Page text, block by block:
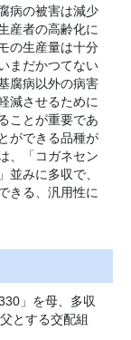
病の被害は減少
産者の高齢化に
の生産量は十分
まだかつてない
腐病以外の病害
減させるために
ことが重要であ
ができる品種が
、「コガネセン
並みに多収で、
きる、汎用性に
」を母、多収
とする交配組